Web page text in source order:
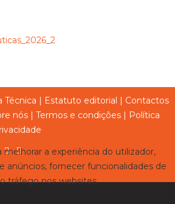
Técnica | Estatuto editorial | Contactos
nós | Termos e condições | Política
melhorar a experiência do utilizador,
anúncios, fornecer funcionalidades de
tráfego nos websites.